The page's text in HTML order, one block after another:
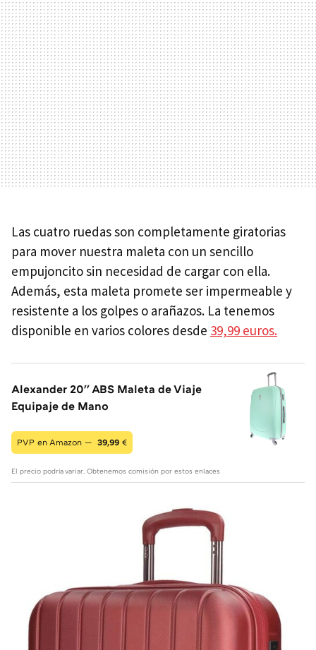
Las cuatro ruedas son completamente giratorias
para mover nuestra maleta con un sencillo
empujoncito sin necesidad de cargar con ella.
Además, esta maleta promete ser impermeable y
resistente a los golpes o arañazos. La tenemos
disponible en varios colores desde 39,99 euros.
Alexander 20'' ABS Maleta de Viaje
Equipaje de Mano
PVP en Amazon — 39,99 €
El precio podría variar. Obtenemos comisión por estos enlaces